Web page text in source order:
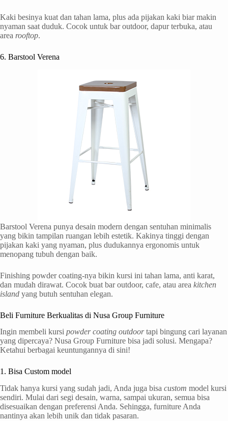
Kaki besinya kuat dan tahan lama, plus ada pijakan kaki biar makin
nyaman saat duduk. Cocok untuk bar outdoor, dapur terbuka, atau
area rooftop.
6. Barstool Verena
Barstool Verena punya desain modern dengan sentuhan minimalis
yang bikin tampilan ruangan lebih estetik. Kakinya tinggi dengan
pijakan kaki yang nyaman, plus dudukannya ergonomis untuk
menopang tubuh dengan baik.
Finishing powder coating-nya bikin kursi ini tahan lama, anti karat,
dan mudah dirawat. Cocok buat bar outdoor, cafe, atau area kitchen
island yang butuh sentuhan elegan.
Beli Furniture Berkualitas di Nusa Group Furniture
Ingin membeli kursi powder coating outdoortapi bingung cari layanan
yang dipercaya? Nusa Group Furniture bisa jadi solusi. Mengapa?
Ketahui berbagai keuntungannya di sini!
1. Bisa Custom model
Tidak hanya kursi yang sudah jadi, Anda juga bisa custom model kursi
sendiri. Mulai dari segi desain, warna, sampai ukuran, semua bisa
disesuaikan dengan preferensi Anda. Sehingga, furniture Anda
nantinya akan lebih unik dan tidak pasaran.